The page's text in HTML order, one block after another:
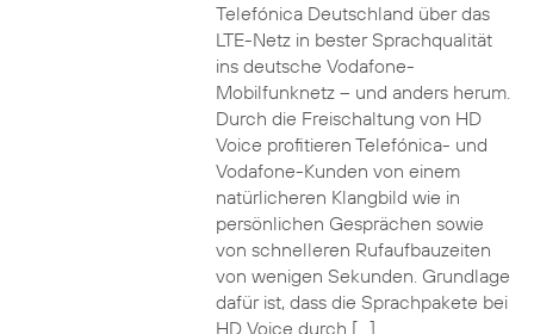
Telefónica Deutschland über das
LTE-Netz in bester Sprachqualität
ins deutsche Vodafone-
Mobilfunknetz – und anders herum.
Durch die Freischaltung von HD
Voice profitieren Telefónica- und
Vodafone-Kunden von einem
natürlicheren Klangbild wie in
persönlichen Gesprächen sowie
von schnelleren Rufaufbauzeiten
von wenigen Sekunden. Grundlage
dafür ist, dass die Sprachpakete bei
HD Voice durch […]